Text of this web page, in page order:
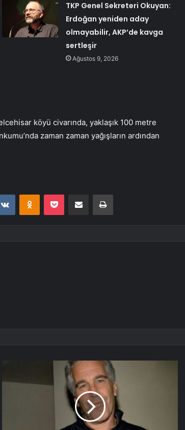
TKP Genel Sekreteri Okuyan:
Erdoğan yeniden aday
olmayabilir, AKP’de kavga
sertleşir
Ağustos 9, 2026
köyü civarında, yaklaşık 100 metre
zaman zaman yağışların ardından
VKontakteOdnoklassniki
Pocket E-Posta ile paylaş Yazdır